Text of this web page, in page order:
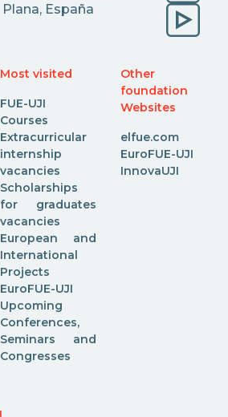
Plana, España
Most visited
FUE-UJI
Courses
Extracurricular
internship
vacancies
Scholarships
for graduates
vacancies
European and
International
Projects
EuroFUE-UJI
Upcoming
Conferences,
Seminars and
Congresses
Other
foundation
Websites
elfue.com
EuroFUE-UJI
InnovaUJI